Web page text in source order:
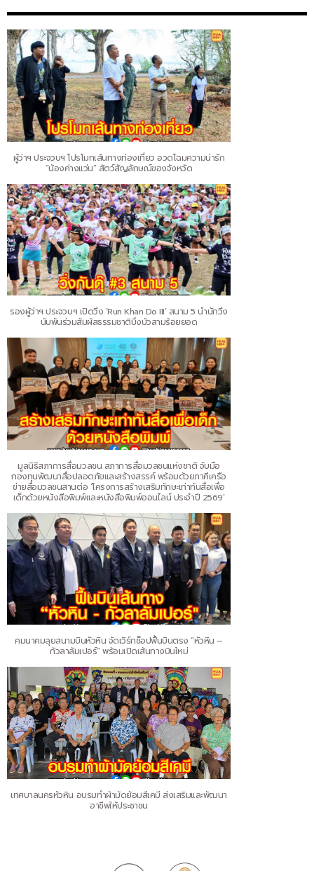
ผู้ว่าฯ ประจวบฯ โปรโมทเส้นทางท่องเที่ยว อวดโฉมความน่ารัก
“น้องค่างแว่น” สัตว์สัญลักษณ์ของจังหวัด
รองผู้ว่าฯ ประจวบฯ เปิดวิ่ง ‘Run Khan Do III’ สนาม 5 นำนักวิ่ง
นับพันร่วมสัมผัสธรรมชาติบึงบัวสามร้อยยอด
มูลนิธิสภาการสื่อมวลชน สภาการสื่อมวลชนแห่งชาติ จับมือ
กองทุนพัฒนาสื่อปลอดภัยและสร้างสรรค์ พร้อมด้วยภาคีเครือ
ข่ายสื่อมวลชนสานต่อ ‘โครงการสร้างเสริมทักษะเท่าทันสื่อเพื่อ
เด็กด้วยหนังสือพิมพ์และหนังสือพิมพ์ออนไลน์ ประจำปี 2569’
คมนาคมลุยสนามบินหัวหิน จัดเวิร์กช็อปฟื้นบินตรง “หัวหิน –
กัวลาลัมเปอร์” พร้อมเปิดเส้นทางบินใหม่
เทศบาลนครหัวหิน อบรมทำผ้ามัดย้อมสีเคมี ส่งเสริมและพัฒนา
อาชีพให้ประชาชน